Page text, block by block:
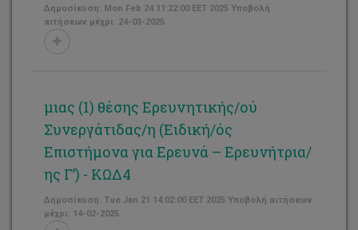
Δημοσίευση: Mon Feb 24 11:22:00 EET 2025 Υποβολή
αιτήσεων μέχρι: 24-03-2025
μιας (1) θέσης Ερευνητικής/ού
Συνεργάτιδας/η (Ειδική/ός
Επιστήμονα για Ερευνά – Ερευνήτρια/
ης Γ’) - ΚΩΔ4
Δημοσίευση: Tue Jan 21 14:02:00 EET 2025 Υποβολή αιτήσεων
μέχρι: 14-02-2025